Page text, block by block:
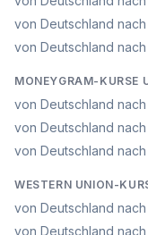
von Deutschland
von Deutschland
MONEYGRAM-KURSE
von Deutschland
von Deutschland
von Deutschland
WESTERN UNION-
von Deutschland
von Deutschland